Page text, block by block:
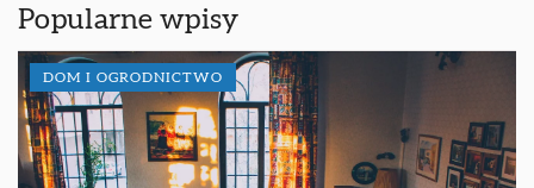
Popularne wpisy
DOM I OGRODNICTWO